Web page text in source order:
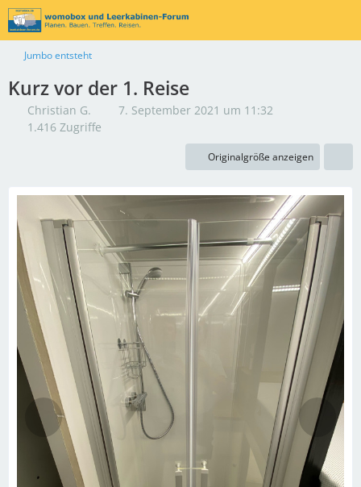
Jumbo entsteht
Kurz vor der 1. Reise
Christian G.
7. September 2021 um 11:32
1.416 Zugriffe
Originalgröße anzeigen